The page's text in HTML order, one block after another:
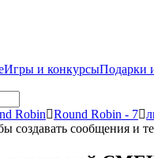
Игры и конкурсыПодарки
Robin Round Robin - 7
создавать сообщения и